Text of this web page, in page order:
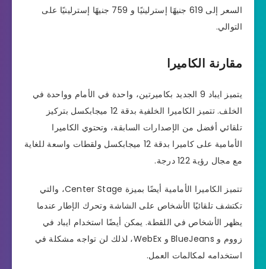
السعر إلى 619 جنيهًا إسترلينيًا و 759 جنيهًا إسترلينيًا على
التوالي.
مقارنة الكاميرا
يتميز ايباد 9 الجديد بكاميرتين، واحدة في الأمام وواحدة في
الخلف. تتميز الكاميرا الخلفية بدقة 12 ميجابكسل بتركيز
تلقائي أفضل من الإصدارات السابقة، وتحتوي الكاميرا
الأمامية على كاميرا بدقة 12 ميجابكسل ولقطات واسعة للغاية
مع مجال رؤية 122 درجة.
تتميز الكاميرا الأمامية أيضًا بميزة Center Stage، والتي
تكتشف تلقائيًا الأشخاص على الشاشة وتحرك الإطار عندما
يظهر الأشخاص في اللقطة. يمكن أيضًا استخدام ايباد في
زووم و BlueJeans و WebEx، لذلك لن تواجه مشكلة في
استخدامه لمكالمات العمل.